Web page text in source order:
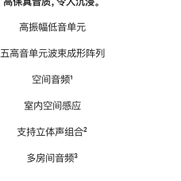
高振幅低音单元
五高音单元波束成形阵列
空间音频脚
¹
室内空间感应
支持立体声组合脚
²
多房间音频脚
³